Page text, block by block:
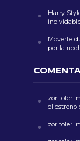
Harry
Moverte
por la
zoritoler
el estreno
zoritoler